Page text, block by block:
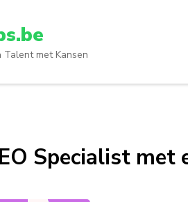
Talent met Kansen
Specialist met